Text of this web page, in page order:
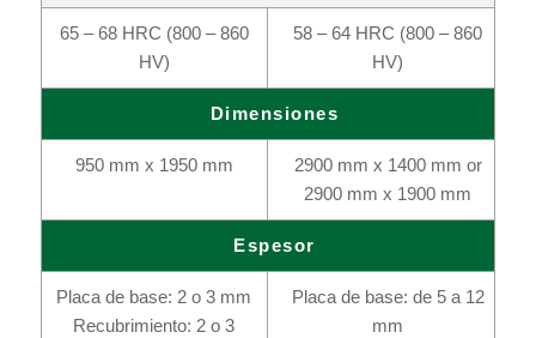
65 – 68 HRC (800 – 860
HV)
58 – 64 HRC (800 – 860
HV)
Dimensiones
950 mm x 1950 mm
2900 mm x 1400 mm or
2900 mm x 1900 mm
Espesor
Placa de base: 2 o 3 mm
Recubrimiento: 2 o 3
Placa de base: de 5 a 12
mm